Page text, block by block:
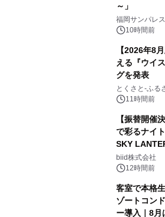
～」
福岡サンパレ
10時間前
【2026年8
える『ウイ
グを発表
とくさと-ふる
11時間前
【振替開催
で彩るナイ
SKY
日(土)振替開
biid株式会社
12時間前
客室で本格
ゾートコン
ー導入｜8月